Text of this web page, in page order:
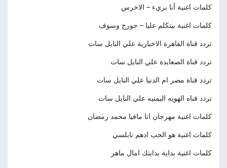
كلمات اغنية أنا بريء – الاخرس
كلمات اغنية بيتكلم عليا – جورج وسوف
تردد قناة القاهرة الاخبارية علي النايل سات
تردد قناة الصعايدة علي النايل سات
تردد قناة مصر ام الدنيا علي النايل سات
تردد قناه الهويه اليمنيه علي النايل سات
كلمات اغنية مهرجان انا مافيا محمد رمضان
كلمات اغنية هو الحب ادهم نابلسي
كلمات اغنية بداية بدايتك امال ماهر